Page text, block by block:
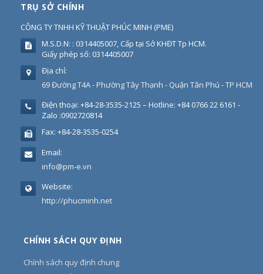
TRỤ SỞ CHÍNH
CÔNG TY TNHH KỸ THUẬT PHÚC MINH (PME)
M.S.D.N: : 0314405007, Cấp tại Sở KHĐT Tp HCM.
Giấy phép số: 0314405007
Địa chỉ:
69 Đường T4A - Phường Tây Thạnh - Quận Tân Phú - TP HCM
Điện thoại: +84-28-3535-2125 – Hotline: +84 0766 22 6161 -
Zalo :0902720814
Fax: +84-28-3535-0254
Email:
info@pm-e.vn
Website:
http://phucminh.net
CHÍNH SÁCH QUY ĐỊNH
Chính sách quy định chung